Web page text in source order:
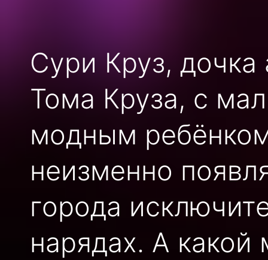
Сури Круз,
Тома Круза, с
модным
неизменно
города
нарядах. А